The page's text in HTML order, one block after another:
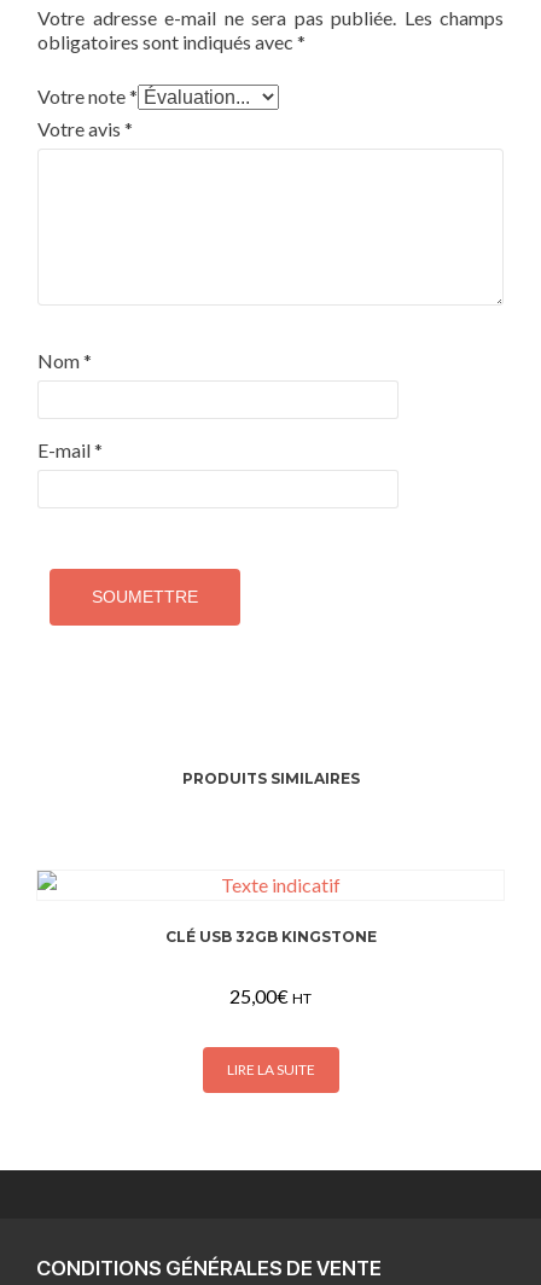
Votre adresse e-mail ne sera pas publiée. Les champs
obligatoires sont indiqués avec *
Votre note*
Votre avis *
Nom*
E-mail*
PRODUITS SIMILAIRES
CLÉ USB 32GB KINGSTONE
25,00€ HT
LIRE LA SUITE
CONDITIONS GÉNÉRALES DE VENTE